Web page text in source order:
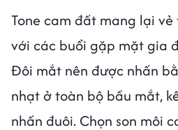
Tone cam đất mang lại
với các buổi gặp mặt gia
Đôi mắt nên được nhấn
nhạt ở toàn bộ bầu mắt,
nhấn đuôi. Chọn son môi